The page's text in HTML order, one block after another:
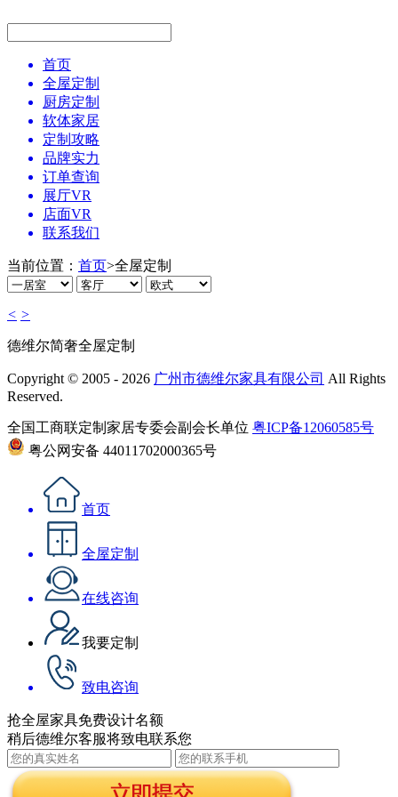
首页
全屋定制
厨房定制
软体家居
定制攻略
品牌实力
订单查询
展厅VR
店面VR
联系我们
当前位置： 首页>全屋定制
< >
德维尔简奢全屋定制
Copyright © 2005 - 2026 广州市德维尔家具有限公司 All Rights
Reserved.
全国工商联定制家居专委会副会长单位 粤ICP备12060585号
粤公网安备 44011702000365号
首页
全屋定制
在线咨询
我要定制
致电咨询
抢全屋家具免费设计名额
稍后德维尔客服将致电联系您